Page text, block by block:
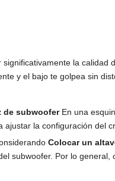
la calidad
y el bajo te golpea sin
de subwooferEn una
la configuración del
Colocar un
subwoofer. Por lo